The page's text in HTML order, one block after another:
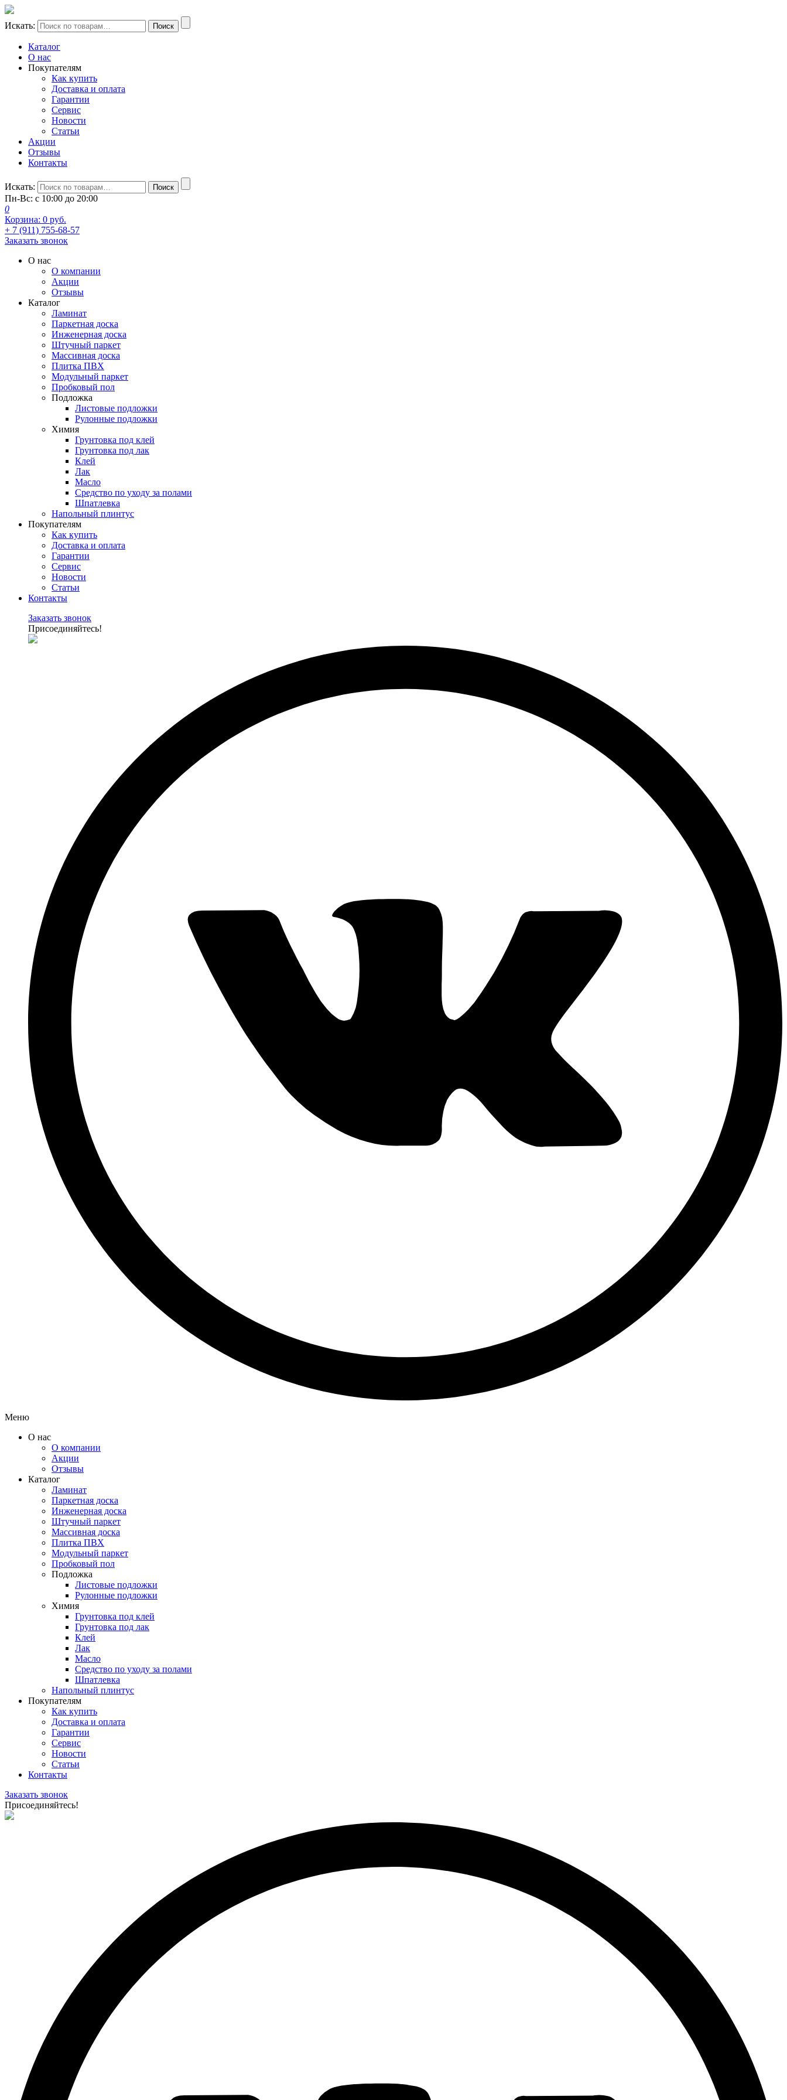
Искать: Поиск
Каталог
О нас
Покупателям
Как купить
Доставка и оплата
Гарантии
Сервис
Новости
Статьи
Акции
Отзывы
Контакты
Искать: Поиск
Пн-Вс: с 10:00 до 20:00
0
Корзина: 0 руб.
+ 7 (911) 755-68-57
Заказать звонок
О нас
О компании
Акции
Отзывы
Каталог
Ламинат
Паркетная доска
Инженерная доска
Штучный паркет
Массивная доска
Плитка ПВХ
Модульный паркет
Пробковый пол
Подложка
Листовые подложки
Рулонные подложки
Химия
Грунтовка под клей
Грунтовка под лак
Клей
Лак
Масло
Средство по уходу за полами
Шпатлевка
Напольный плинтус
Покупателям
Как купить
Доставка и оплата
Гарантии
Сервис
Новости
Статьи
Контакты
Заказать звонок
Присоединяйтесь!
Меню
О нас
О компании
Акции
Отзывы
Каталог
Ламинат
Паркетная доска
Инженерная доска
Штучный паркет
Массивная доска
Плитка ПВХ
Модульный паркет
Пробковый пол
Подложка
Листовые подложки
Рулонные подложки
Химия
Грунтовка под клей
Грунтовка под лак
Клей
Лак
Масло
Средство по уходу за полами
Шпатлевка
Напольный плинтус
Покупателям
Как купить
Доставка и оплата
Гарантии
Сервис
Новости
Статьи
Контакты
Заказать звонок
Присоединяйтесь!